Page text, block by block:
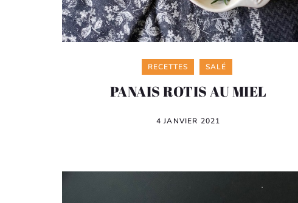
Categories
RECETTES SALÉ
PANAIS ROTIS AU MIEL
4 JANVIER 2021